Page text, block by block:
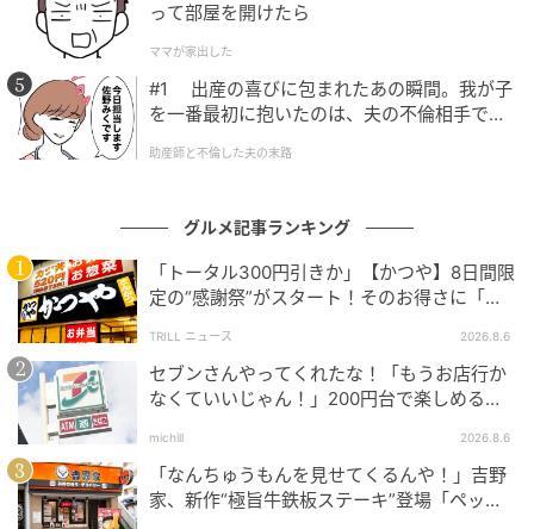
スポンジ生地の上に、カスタード・マロン・ホイッ
プ、3種のクリームを重ねた「カスタードモンブラ
ン」。サイズはやや小ぶりですが、このサイズ感がケ
ーキの可愛らしさを強調しています。マロンクリーム
にカスタードとホイップが加わることで、クリームの
もちもち生地とプリンの風味に癒される
って部屋を開けたら
ママが家出した
#1 出産の喜びに包まれたあの瞬間。我が子
を一番最初に抱いたのは、夫の不倫相手でし
助産師と不倫した夫の末路
グルメ記事ランキング
「トータル300円引きか」【かつや】8日間限
定の“感謝祭”がスタート！そのお得さに「何
TRILL ニュース 2026.8.6
セブンさんやってくれたな！「もうお店行か
なくていいじゃん！」200円台で楽しめる本
michill 2026.8.6
「なんちゅうもんを見せてくるんや！」吉野
家、新作“極旨牛鉄板ステーキ”登場「ペッパ